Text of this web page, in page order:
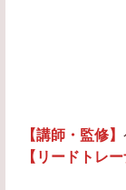
【講師・監修】
【リードトレー